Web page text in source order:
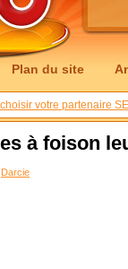
Plan du site
votre partenaire
à foison
Darcie